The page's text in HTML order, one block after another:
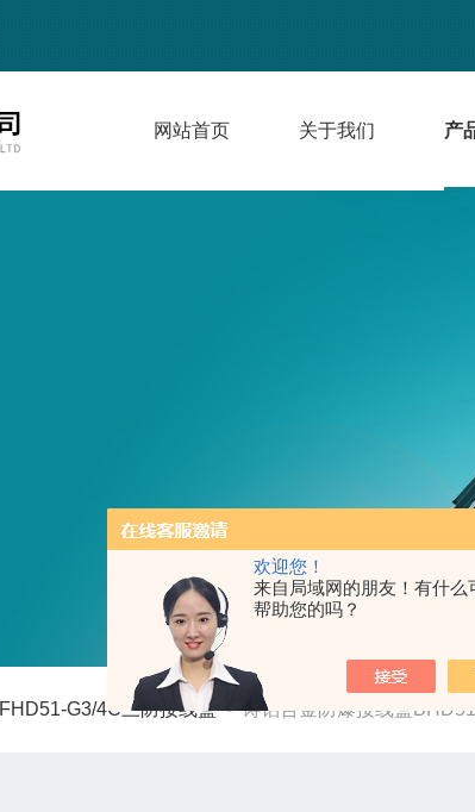
欢迎您！
来自局域网的朋友！有什么
帮助您的吗？
网站首页 关于我们 产
FHD51-G3/4C三防接线盒-铸铝合金防爆接线盒